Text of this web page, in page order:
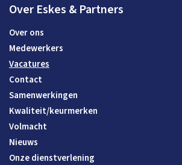
Over Eskes & Partners
Over ons
Medewerkers
Vacatures
Contact
Samenwerkingen
Kwaliteit/keurmerken
Volmacht
Nieuws
Onze dienstverlening